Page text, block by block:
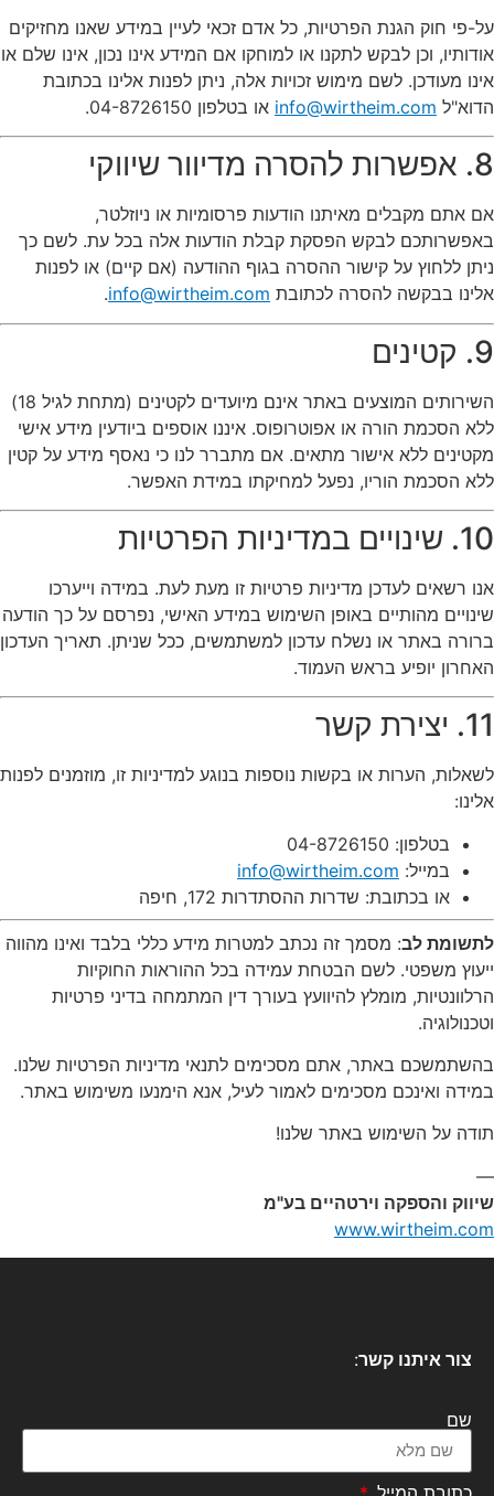
על-פי חוק הגנת הפרטיות, כל אדם זכאי לעיין במידע שאנו מחזיקים
אודותיו, וכן לבקש לתקנו או למוחקו אם המידע אינו נכון, אינו שלם או
אינו מעודכן. לשם מימוש זכויות אלה, ניתן לפנות אלינו בכתובת
הדוא"ל info@wirtheim.com או בטלפון 04-8726150.
8. אפשרות להסרה מדיוור שיווקי
אם אתם מקבלים מאיתנו הודעות פרסומיות או ניוזלטר,
באפשרותכם לבקש הפסקת קבלת הודעות אלה בכל עת. לשם כך
ניתן ללחוץ על קישור ההסרה בגוף ההודעה (אם קיים) או לפנות
אלינו בבקשה להסרה לכתובת info@wirtheim.com
.
9. קטינים
השירותים המוצעים באתר אינם מיועדים לקטינים (מתחת לגיל 18)
ללא הסכמת הורה או אפוטרופוס. איננו אוספים ביודעין מידע אישי
מקטינים ללא אישור מתאים. אם מתברר לנו כי נאסף מידע על קטין
ללא הסכמת הוריו, נפעל למחיקתו במידת האפשר.
10. שינויים במדיניות הפרטיות
אנו רשאים לעדכן מדיניות פרטיות זו מעת לעת. במידה וייערכו
שינויים מהותיים באופן השימוש במידע האישי, נפרסם על כך הודעה
ברורה באתר או נשלח עדכון למשתמשים, ככל שניתן. תאריך העדכון
האחרון יופיע בראש העמוד.
11. יצירת קשר
לשאלות, הערות או בקשות נוספות בנוגע למדיניות זו, מוזמנים לפנות
אלינו:
בטלפון: 04-8726150
במייל: info@wirtheim.com
או בכתובת: שדרות ההסתדרות 172, חיפה
לתשומת לב: מסמך זה נכתב למטרות מידע כללי בלבד ואינו מהווה
ייעוץ משפטי. לשם הבטחת עמידה בכל ההוראות החוקיות
הרלוונטיות, מומלץ להיוועץ בעורך דין המתמחה בדיני פרטיות
וטכנולוגיה.
בהשתמשכם באתר, אתם מסכימים לתנאי מדיניות הפרטיות שלנו.
במידה ואינכם מסכימים לאמור לעיל, אנא הימנעו משימוש באתר.
תודה על השימוש באתר שלנו!
—
שיווק והספקה וירטהיים בע"מ
www.wirtheim.com
צור איתנו קשר:
שם